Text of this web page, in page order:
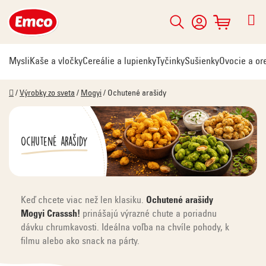
na
obsah
Hľadať
NÁKUPNÝ
KOŠÍK
MysliKaše a vločkyCereálie a lupienky TyčinkySušienkyOvocie a
Domov
/ Výrobky zo sveta / Mogyi / Ochutené arašidy
Ochutené arašidy
Keď chcete viac než len klasiku. Ochutené arašidy
Mogyi Crasssh! prinášajú výrazné chute a poriadnu
dávku chrumkavosti. Ideálna voľba na chvíle pohody, k
filmu alebo ako snack na párty.